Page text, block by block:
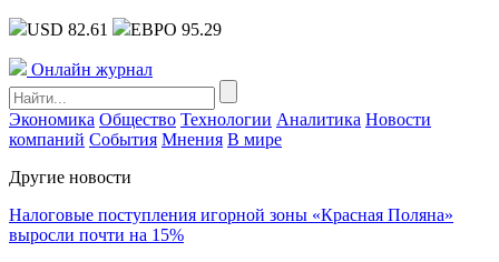
USD 82.61 ЕВРО 95.29
Онлайн журнал
Экономика Общество Технологии Аналитика Новости
компаний События Мнения В мире
Другие новости
Налоговые поступления игорной зоны «Красная Поляна»
выросли почти на 15%